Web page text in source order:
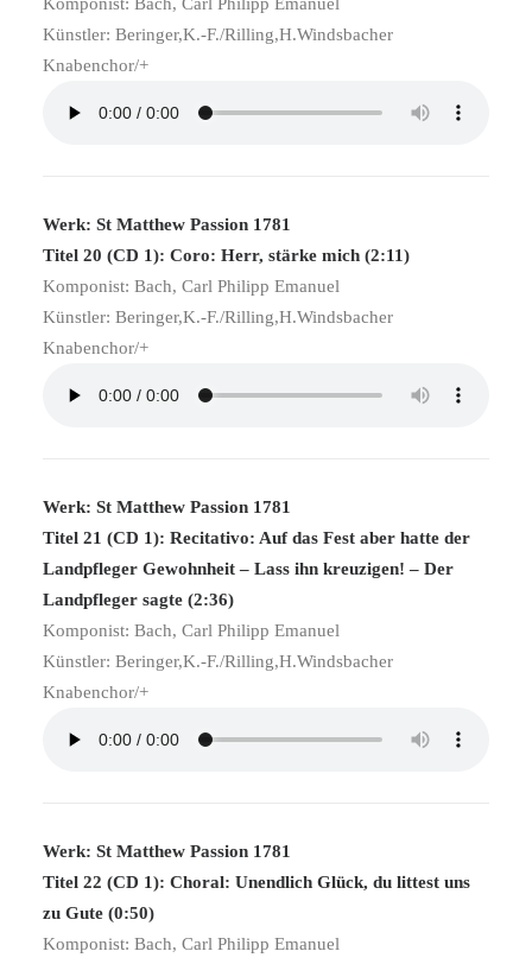
Künstler: Beringer,K.-F./Rilling,H.Windsbacher
Knabenchor/+
Werk: St Matthew Passion 1781
Titel 20 (CD 1): Coro: Herr, stärke mich (2:11)
Komponist: Bach, Carl Philipp Emanuel
Künstler: Beringer,K.-F./Rilling,H.Windsbacher
Knabenchor/+
Werk: St Matthew Passion 1781
Titel 21 (CD 1): Recitativo: Auf das Fest aber hatte der
Landpfleger Gewohnheit – Lass ihn kreuzigen! – Der
Landpfleger sagte (2:36)
Komponist: Bach, Carl Philipp Emanuel
Künstler: Beringer,K.-F./Rilling,H.Windsbacher
Knabenchor/+
Werk: St Matthew Passion 1781
Titel 22 (CD 1): Choral: Unendlich Glück, du littest uns
zu Gute (0:50)
Komponist: Bach, Carl Philipp Emanuel